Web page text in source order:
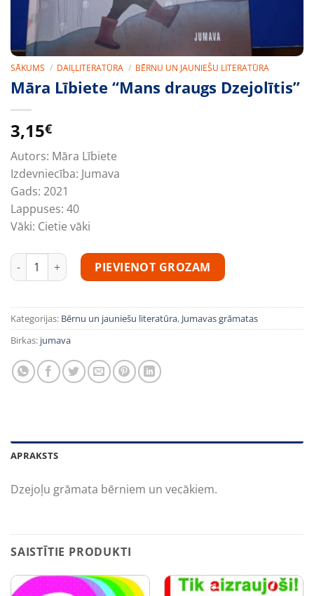
SĀKUMS / DAIĻLITERATŪRA / BĒRNU UN JAUNIEŠU LITERATŪRA
Māra Lībiete “Mans draugs Dzejolītis”
3,15€
Autors: Māra Lībiete
Izdevniecība: Jumava
Gads: 2021
Lappuses: 40
Vāki: Cietie vāki
Māra Lībiete "Mans draugs Dzejolītis" daudzums
PIEVIENOT GROZAM
Kategorijas: Bērnu un jauniešu literatūra, Jumavas grāmatas
Birkas: jumava
APRAKSTS
Dzejoļu grāmata bērniem un vecākiem.
SAISTĪTIE PRODUKTI